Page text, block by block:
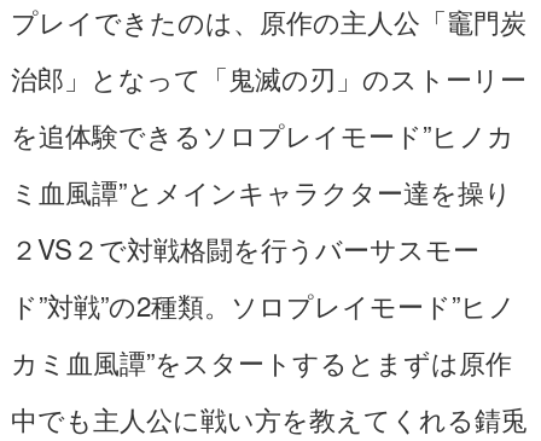
プレイできたのは、原作の主人公「竈門炭
治郎」となって「鬼滅の刃」のストーリー
を追体験できるソロプレイモード”ヒノカ
ミ血風譚”とメインキャラクター達を操り
２VS２で対戦格闘を行うバーサスモー
ド”対戦”の2種類。ソロプレイモード”ヒノ
カミ血風譚”をスタートするとまずは原作
中でも主人公に戦い方を教えてくれる錆兎